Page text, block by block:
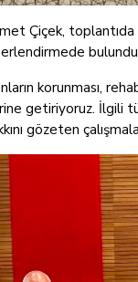
Çiçek, toplantıda
korunması,
getiriyoruz.
gözeten